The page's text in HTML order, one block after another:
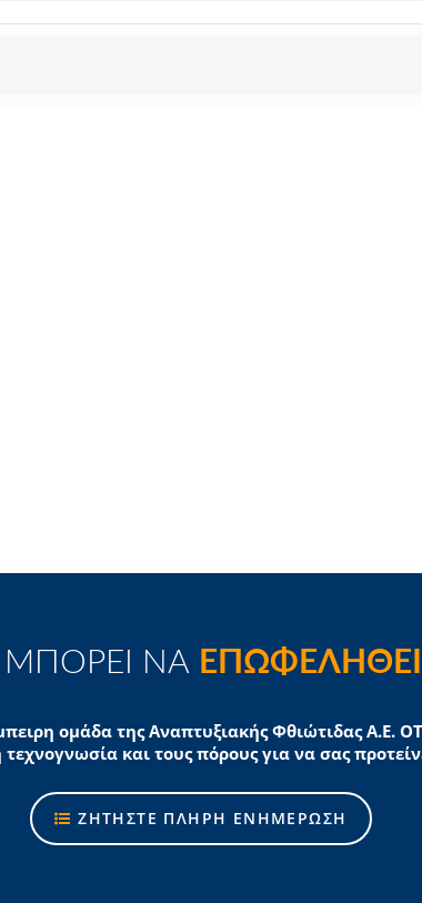
ΜΠΟΡΕΙ ΝΑ ΕΠΩΦΕΛΗΘΕΙ
ομάδα της Αναπτυξιακής Φθιώτιδας Α.Ε.
τεχνογνωσία και τους πόρους για να σας
ΖΗΤΗΣΤΕ ΠΛΗΡΗ ΕΝΗΜΕΡΩΣΗ